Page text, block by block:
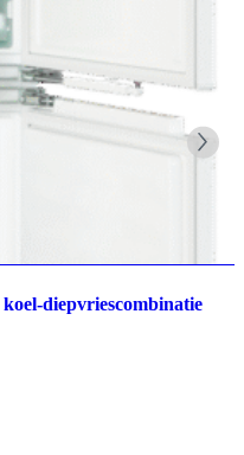
diepvriescombinatie